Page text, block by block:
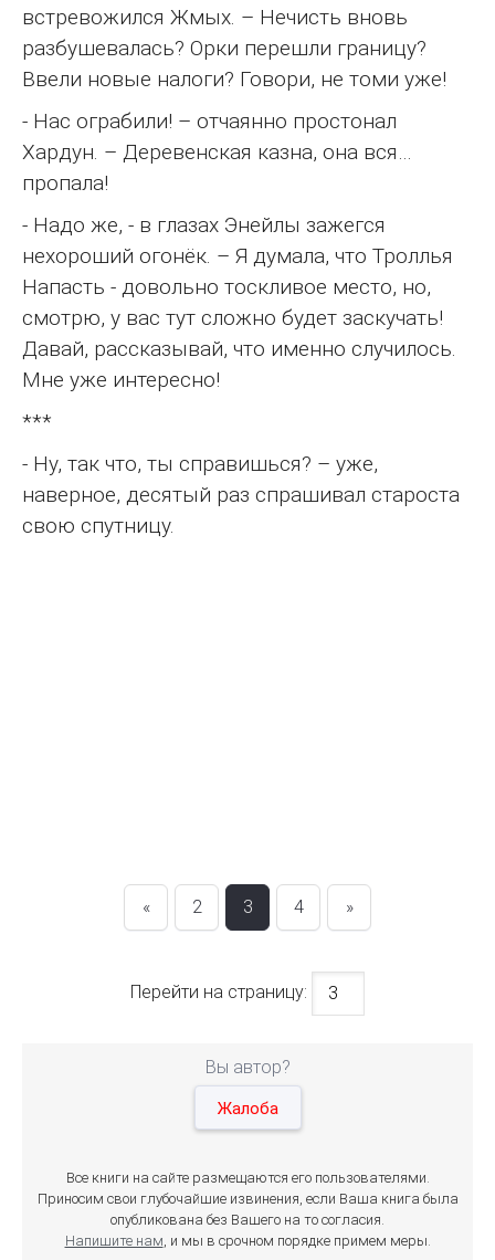
встревожился Жмых. – Нечисть вновь
разбушевалась? Орки перешли границу?
Ввели новые налоги? Говори, не томи уже!
- Нас ограбили! – отчаянно простонал
Хардун. – Деревенская казна, она вся…
пропала!
- Надо же, - в глазах Энейлы зажегся
нехороший огонёк. – Я думала, что Троллья
Напасть - довольно тоскливое место, но,
смотрю, у вас тут сложно будет заскучать!
Давай, рассказывай, что именно случилось.
Мне уже интересно!
***
- Ну, так что, ты справишься? – уже,
наверное, десятый раз спрашивал староста
свою спутницу.
« 2 3 4 »
Перейти на страницу:
Вы автор?
Жалоба
Все книги на сайте размещаются его пользователями.
Приносим свои глубочайшие извинения, если Ваша книга была
опубликована без Вашего на то согласия.
Напишите нам, и мы в срочном порядке примем меры.